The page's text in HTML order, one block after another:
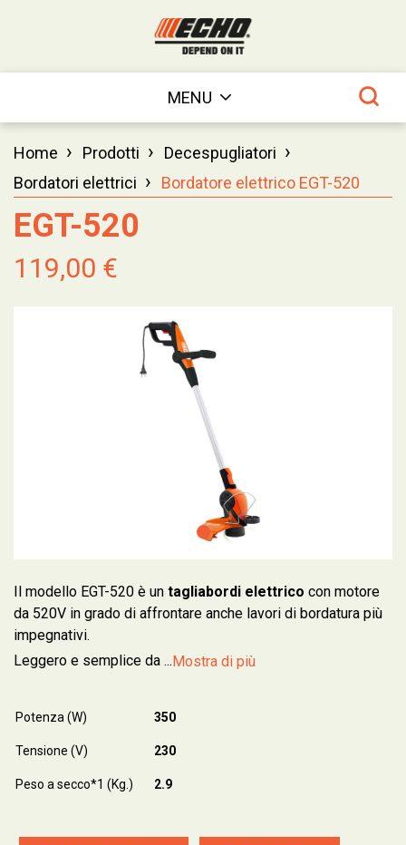
MENU
Home › Prodotti › Decespugliatori ›
Bordatori elettrici › Bordatore elettrico EGT-520
EGT-520
119,00 €
Il modello EGT-520 è un tagliabordi elettrico con motore
da 520V in grado di affrontare anche lavori di bordatura più
impegnativi.
Leggero e semplice da ...Mostra di più
Potenza (W) 350
Tensione (V) 230
Peso a secco*1 (Kg.) 2.9